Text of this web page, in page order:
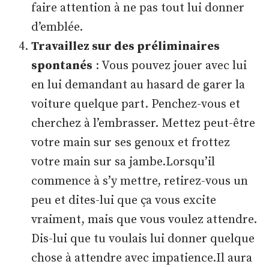
faire attention à ne pas tout lui donner
d’emblée.
Travaillez sur des préliminaires
spontanés : Vous pouvez jouer avec lui
en lui demandant au hasard de garer la
voiture quelque part. Penchez-vous et
cherchez à l’embrasser. Mettez peut-être
votre main sur ses genoux et frottez
votre main sur sa jambe.Lorsqu’il
commence à s’y mettre, retirez-vous un
peu et dites-lui que ça vous excite
vraiment, mais que vous voulez attendre.
Dis-lui que tu voulais lui donner quelque
chose à attendre avec impatience.Il aura